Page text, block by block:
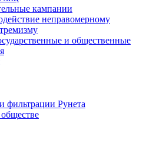
кампании
неправомерному
и общественные
фильтрации Рунета